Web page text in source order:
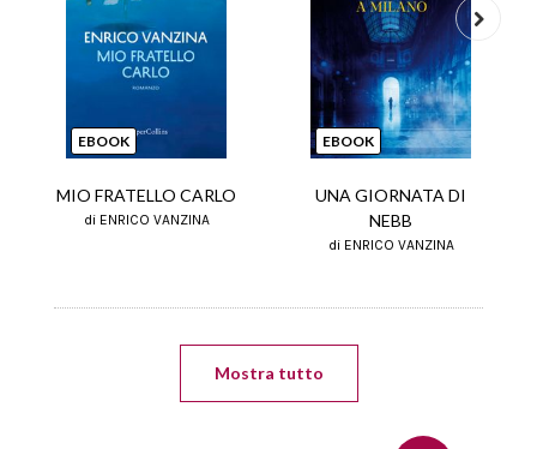
EBOOK
MIO FRATELLO CARLO
di ENRICO VANZINA
EBOOK
UNA GIORNATA DI
NEBB
di ENRICO VANZINA
Next
Mostra tutto